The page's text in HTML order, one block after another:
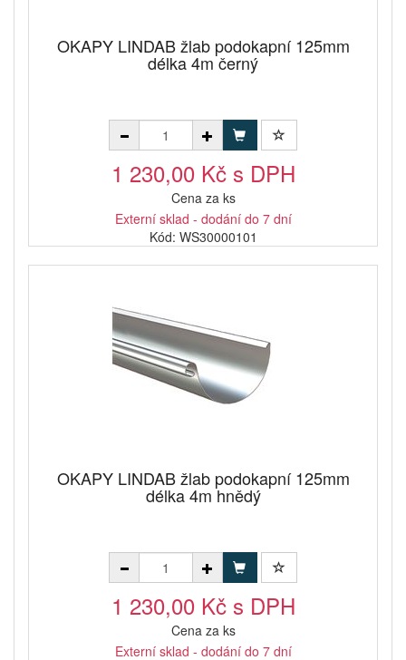
OKAPY LINDAB žlab podokapní 125mm
délka 4m černý
1 230,00 Kč s DPH
Cena za ks
Externí sklad - dodání do 7 dní
Kód: WS30000101
OKAPY LINDAB žlab podokapní 125mm
délka 4m hnědý
1 230,00 Kč s DPH
Cena za ks
Externí sklad - dodání do 7 dní